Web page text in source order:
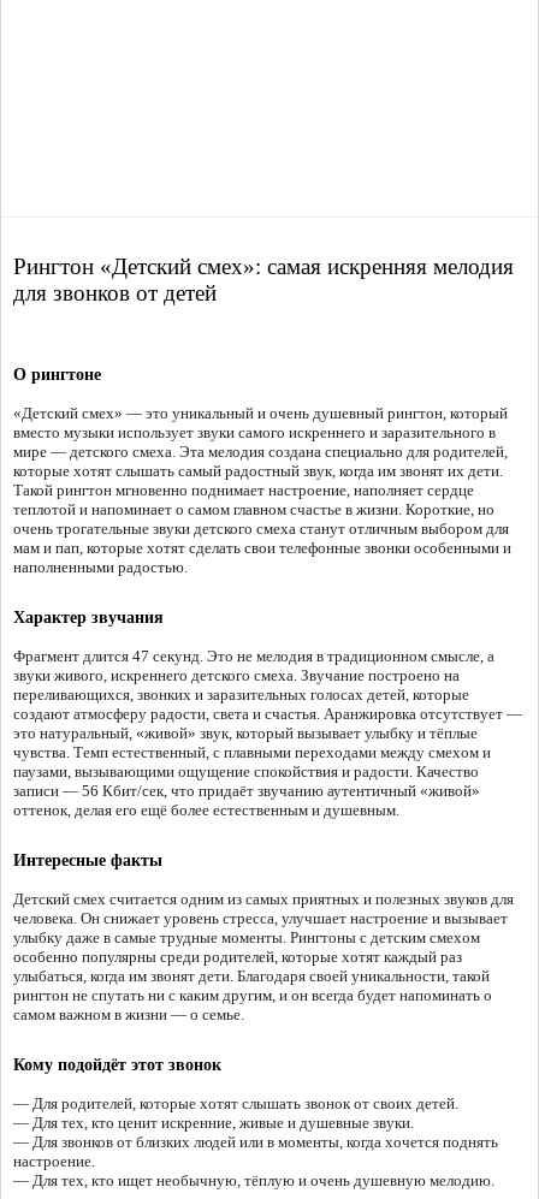
Рингтон «Детский смех»: самая искренняя мелодия
для звонков от детей
О рингтоне
«Детский смех» — это уникальный и очень душевный рингтон, который
вместо музыки использует звуки самого искреннего и заразительного в
мире — детского смеха. Эта мелодия создана специально для родителей,
которые хотят слышать самый радостный звук, когда им звонят их дети.
Такой рингтон мгновенно поднимает настроение, наполняет сердце
теплотой и напоминает о самом главном счастье в жизни. Короткие, но
очень трогательные звуки детского смеха станут отличным выбором для
мам и пап, которые хотят сделать свои телефонные звонки особенными и
наполненными радостью.
Характер звучания
Фрагмент длится 47 секунд. Это не мелодия в традиционном смысле, а
звуки живого, искреннего детского смеха. Звучание построено на
переливающихся, звонких и заразительных голосах детей, которые
создают атмосферу радости, света и счастья. Аранжировка отсутствует —
это натуральный, «живой» звук, который вызывает улыбку и тёплые
чувства. Темп естественный, с плавными переходами между смехом и
паузами, вызывающими ощущение спокойствия и радости. Качество
записи — 56 Кбит/сек, что придаёт звучанию аутентичный «живой»
оттенок, делая его ещё более естественным и душевным.
Интересные факты
Детский смех считается одним из самых приятных и полезных звуков для
человека. Он снижает уровень стресса, улучшает настроение и вызывает
улыбку даже в самые трудные моменты. Рингтоны с детским смехом
особенно популярны среди родителей, которые хотят каждый раз
улыбаться, когда им звонят дети. Благодаря своей уникальности, такой
рингтон не спутать ни с каким другим, и он всегда будет напоминать о
самом важном в жизни — о семье.
Кому подойдёт этот звонок
— Для родителей, которые хотят слышать звонок от своих детей.
— Для тех, кто ценит искренние, живые и душевные звуки.
— Для звонков от близких людей или в моменты, когда хочется поднять
настроение.
— Для тех, кто ищет необычную, тёплую и очень душевную мелодию.